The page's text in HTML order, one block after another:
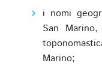
i nomi
San
Marino;